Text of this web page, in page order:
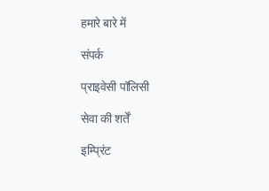
हमारे बारे में
संपर्क
प्राइवेसी पॉलिसी
सेवा की शर्तें
इम्प्रिंट